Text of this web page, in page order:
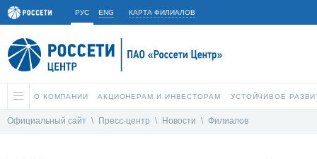
РУС ENG КАРТА ФИЛИАЛОВ
О КОМПАНИИ АКЦИОНЕРАМ И ИНВЕСТОРАМ УСТОЙЧИВОЕ
Официальный сайт \ Пресс-центр \ Новости \ Филиалов